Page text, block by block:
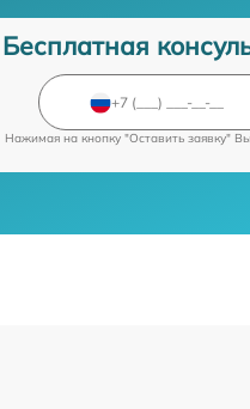
Бесплатная
Нажимая на кнопку "Оставить заявку"